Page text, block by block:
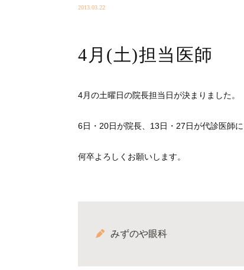
2013.03.22
4月(土)担当医師
4月の土曜日の院長担当日が決まりました。
6日・20日が院長、13日・27日が代診医師に
何卒よろしくお願いします。
みずのや眼科